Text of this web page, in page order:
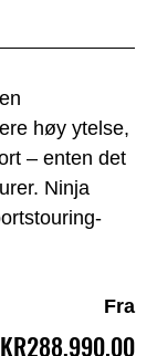
høy ytelse,
– enten det
Ninja
Fra
KR288,990.00